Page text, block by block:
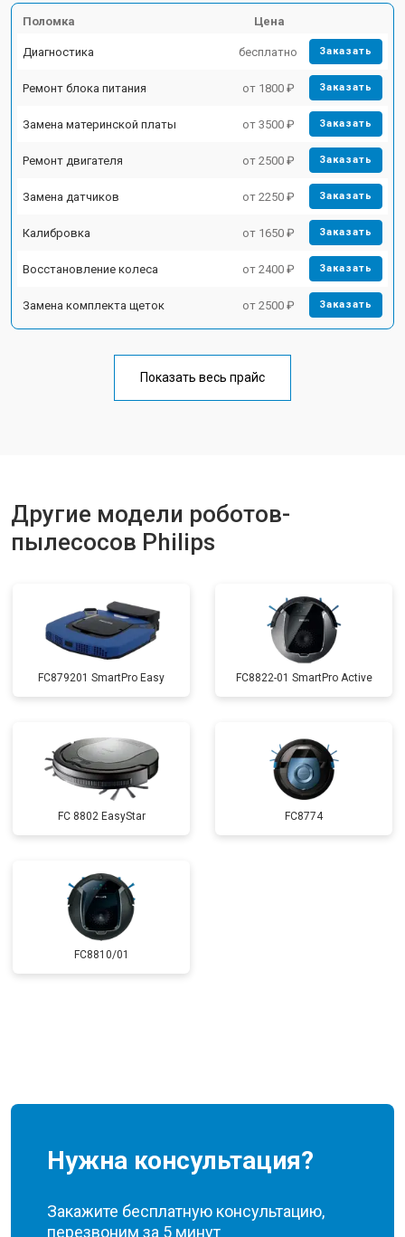
Поломка Цена
Диагностика бесплатно Заказать
Ремонт блока питания от 1800 ₽ Заказать
Замена материнской платы от 3500 ₽ Заказать
Ремонт двигателя от 2500 ₽ Заказать
Замена датчиков от 2250 ₽ Заказать
Калибровка от 1650 ₽ Заказать
Восстановление колеса от 2400 ₽ Заказать
Замена комплекта щеток от 2500 ₽ Заказать
Показать весь прайс
Другие модели роботов-
пылесосов Philips
FC879201 SmartPro Easy FC8822-01 SmartPro Active
FC 8802 EasyStar FC8774
FC8810/01
Нужна консультация?
Закажите бесплатную консультацию,
перезвоним за 5 минут